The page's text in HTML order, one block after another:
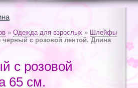
» Одежда для взрослых » Шлейфы
с розовой лентой. Длина
65 см.